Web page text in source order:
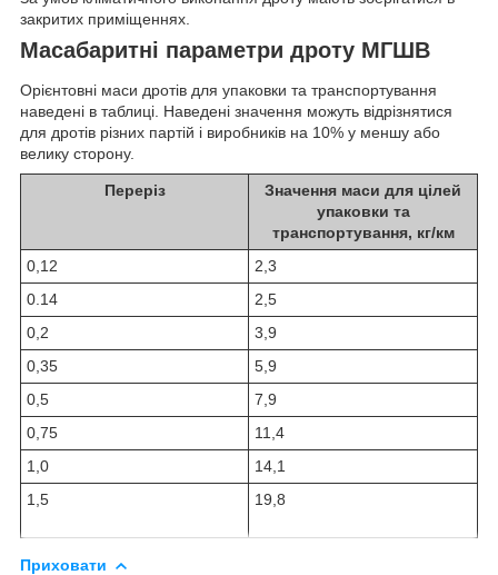
закритих приміщеннях.
Масабаритні параметри дроту МГШВ
Орієнтовні маси дротів для упаковки та транспортування
наведені в таблиці. Наведені значення можуть відрізнятися
для дротів різних партій і виробників на 10% у меншу або
велику сторону.
Переріз
Значення маси для цілей
упаковки та
транспортування, кг/км
0,12
2,3
0.14
2,5
0,2
3,9
0,35
5,9
0,5
7,9
0,75
11,4
1,0
14,1
1,5
19,8
Приховати